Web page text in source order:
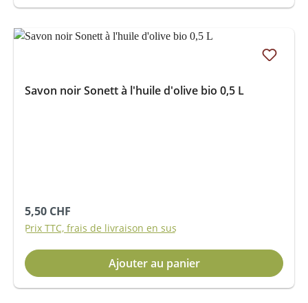
Savon noir Sonett à l'huile d'olive bio 0,5 L
Prix régulier :
5,50 CHF
Prix TTC, frais de livraison en sus
Ajouter au panier